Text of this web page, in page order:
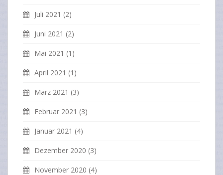
Juli 2021 (2)
Juni 2021 (2)
Mai 2021 (1)
April 2021 (1)
März 2021 (3)
Februar 2021 (3)
Januar 2021 (4)
Dezember 2020 (3)
November 2020 (4)